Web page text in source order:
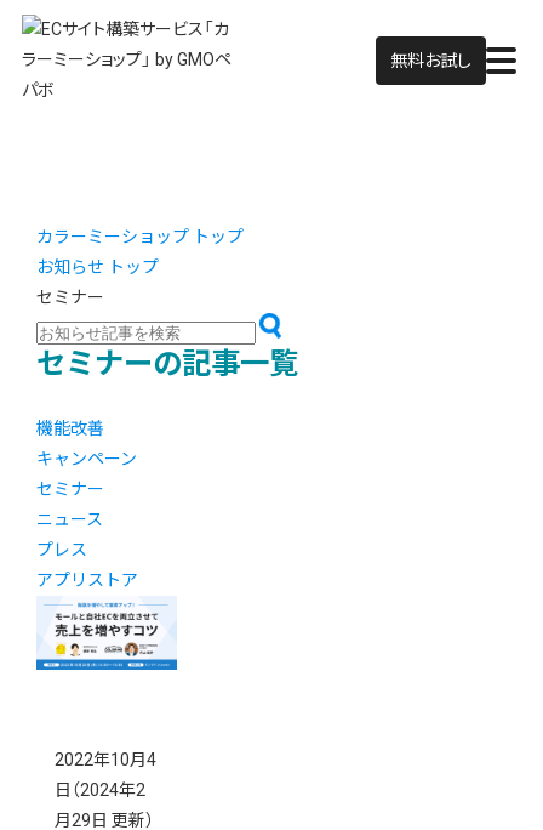
無料お試し
カラーミーショップ トップ
お知らせ トップ
セミナー
セミナーの記事一覧
機能改善
キャンペーン
セミナー
ニュース
プレス
アプリストア
2022年10月4
日 （2024年2
月29日 更新）